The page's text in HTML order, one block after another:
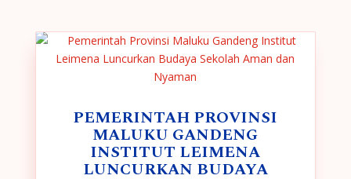
PEMERINTAH PROVINSI
MALUKU GANDENG
INSTITUT LEIMENA
LUNCURKAN BUDAYA